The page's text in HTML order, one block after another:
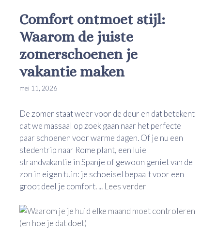
Comfort ontmoet stijl:
Waarom de juiste
zomerschoenen je
vakantie maken
mei 11, 2026
De zomer staat weer voor de deur en dat betekent
dat we massaal op zoek gaan naar het perfecte
paar schoenen voor warme dagen. Of je nu een
stedentrip naar Rome plant, een luie
strandvakantie in Spanje of gewoon geniet van de
zon in eigen tuin: je schoeisel bepaalt voor een
groot deel je comfort. ... Lees verder